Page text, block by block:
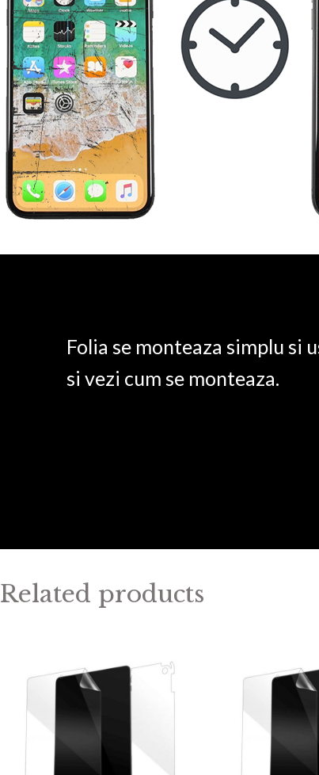
Folia se monteaza simplu si
si vezi cum se monteaza.
Related products